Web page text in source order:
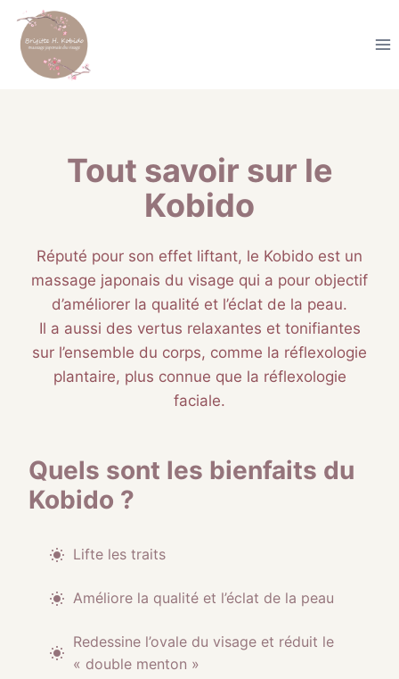
Aller
contenu
Tout savoir sur le
Kobido
Réputé pour son effet liftant, le Kobido est un
massage japonais du visage qui a pour objectif
d’améliorer la qualité et l’éclat de la peau.
Il a aussi des vertus relaxantes et tonifiantes
sur l’ensemble du corps, comme la réflexologie
plantaire, plus connue que la réflexologie
faciale.
Quels sont les bienfaits du
Kobido ?
Lifte les traits
Améliore la qualité et l’éclat de la peau
Redessine l’ovale du visage et réduit le
« double menton »